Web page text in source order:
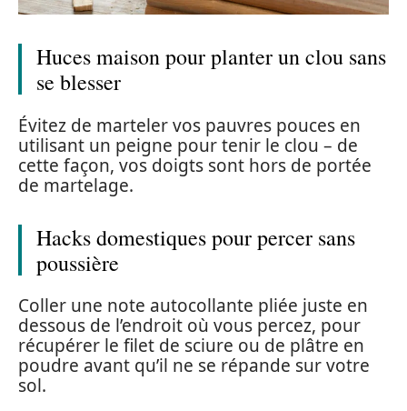
Huces maison pour planter un clou sans
se blesser
Évitez de marteler vos pauvres pouces en
utilisant un peigne pour tenir le clou – de
cette façon, vos doigts sont hors de portée
de martelage.
Hacks domestiques pour percer sans
poussière
Coller une note autocollante pliée juste en
dessous de l’endroit où vous percez, pour
récupérer le filet de sciure ou de plâtre en
poudre avant qu’il ne se répande sur votre
sol.